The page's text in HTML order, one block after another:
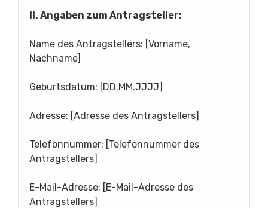
II. Angaben zum Antragsteller:
Name des Antragstellers: [Vorname,
Nachname]
Geburtsdatum: [DD.MM.JJJJ]
Adresse: [Adresse des Antragstellers]
Telefonnummer: [Telefonnummer des
Antragstellers]
E-Mail-Adresse: [E-Mail-Adresse des
Antragstellers]